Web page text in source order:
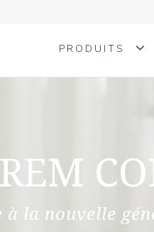
PRODUITS
KINMEN
à la nouvelle